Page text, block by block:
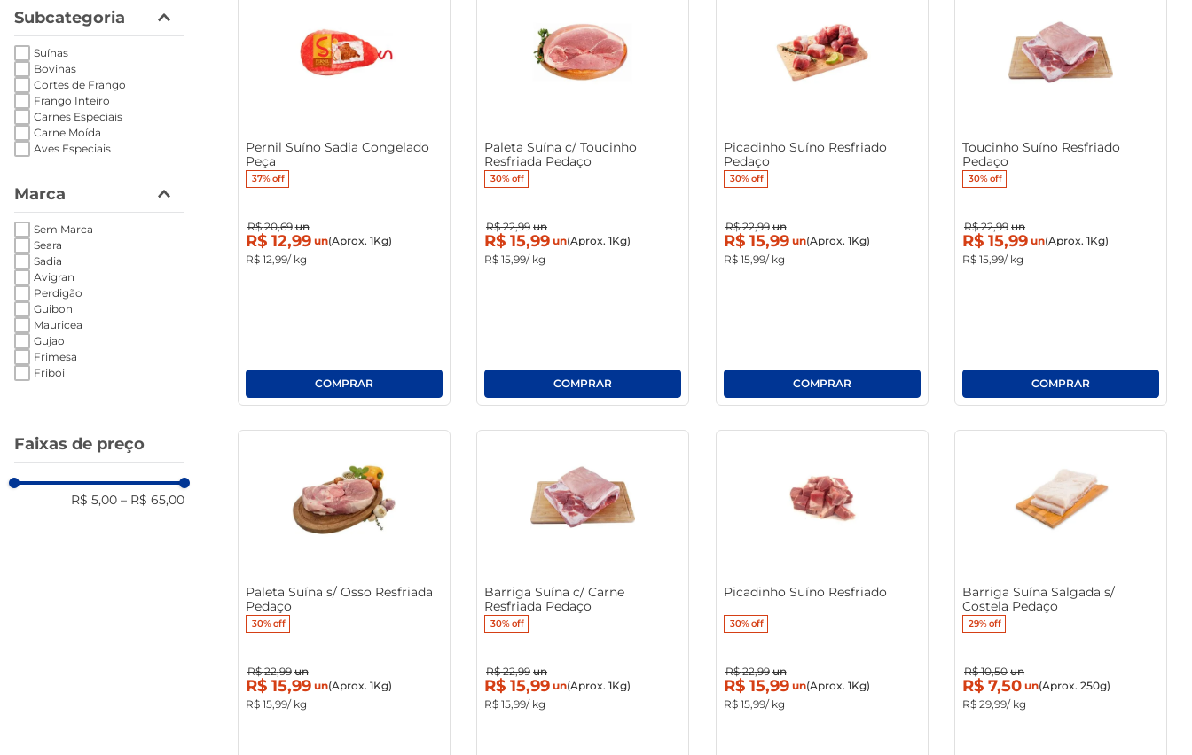
Subcategoria
Suínas
Bovinas
Cortes de Frango
Frango Inteiro
Carnes Especiais
Carne Moída
Aves Especiais
Marca
Sem Marca
Seara
Sadia
Avigran
Perdigão
Guibon
Mauricea
Gujao
Frimesa
Friboi
Faixas de preço
R$ 5,00 – R$ 65,00
Pernil Suíno Sadia Congelado
Peça
37%off
R$ 20,69 un
R$ 12,99 un(Aprox. 1Kg)
R$ 12,99/ kg
Paleta Suína c/ Toucinho
Resfriada Pedaço
30%off
R$ 22,99 un
R$ 15,99 un(Aprox. 1Kg)
R$ 15,99/ kg
Picadinho Suíno Resfriado
Pedaço
30%off
R$ 22,99 un
R$ 15,99 un(Aprox. 1Kg)
R$ 15,99/ kg
Toucinho Suíno Resfriado
Pedaço
30%off
R$ 22,99 un
R$ 15,99 un(Aprox. 1Kg)
R$ 15,99/ kg
Paleta Suína s/ Osso Resfriada
Pedaço
30%off
R$ 22,99 un
R$ 15,99 un(Aprox. 1Kg)
R$ 15,99/ kg
Barriga Suína c/ Carne
Resfriada Pedaço
30%off
R$ 22,99 un
R$ 15,99 un(Aprox. 1Kg)
R$ 15,99/ kg
Picadinho Suíno Resfriado
30%off
R$ 22,99 un
R$ 15,99 un(Aprox. 1Kg)
R$ 15,99/ kg
Barriga Suína Salgada s/
Costela Pedaço
29%off
R$ 10,50 un
R$ 7,50 un(Aprox. 250g)
R$ 29,99/ kg